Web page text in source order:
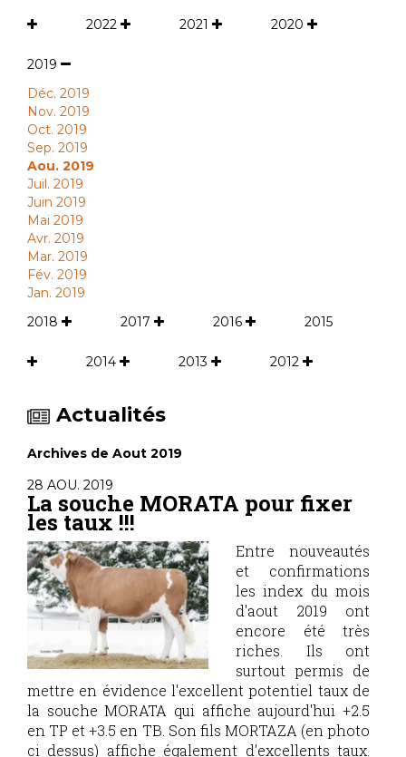
2022 2021 2020
2019
Déc. 2019
Nov. 2019
Oct. 2019
Sep. 2019
Aou. 2019
Juil. 2019
Juin 2019
Mai 2019
Avr. 2019
Mar. 2019
Fév. 2019
Jan. 2019
2018
2017 2016 2015
2014 2013 2012
Actualités
Archives de Aout 2019
28 AOU. 2019
La souche MORATA pour fixer
les taux !!!
Entre nouveautés
et confirmations
les index du mois
d'aout 2019 ont
encore été très
riches. Ils ont
surtout permis de
mettre en évidence l'excellent potentiel taux de
la souche MORATA qui affiche aujourd'hui +2.5
en TP et +3.5 en TB. Son fils MORTAZA (en photo
ci dessus) affiche également d'excellents taux.